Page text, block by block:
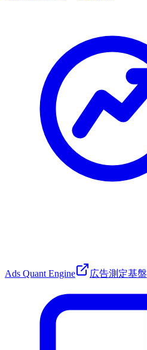
Ads Quant Engine 広告測定基盤